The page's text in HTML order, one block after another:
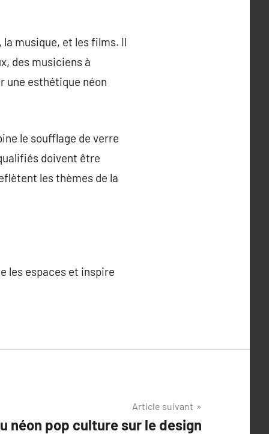
la musique, et les films. Il
des musiciens à
une esthétique néon
le soufflage de verre
doivent être
les thèmes de la
les espaces et inspire
Article suivant
néon pop culture sur le design